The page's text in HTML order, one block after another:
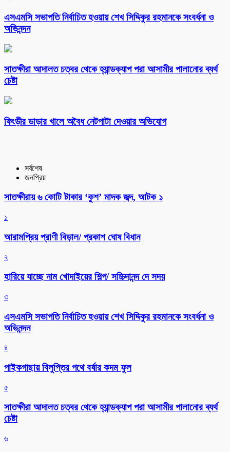
এসএমসি সভাপতি নির্বাচিত হওয়ায় শেখ সিদ্দিকুর রহমানকে সংবর্ধনা ও
অভিনন্দন
সাতক্ষীরা আদালত চত্বর থেকে হ্যান্ডক্যাপ পরা আসামীর পালানোর ব্যর্থ
চেষ্টা
ফিংড়ীর ডাড়ার খালে অবৈধ নেটপাটা দেওয়ার অভিযোগ
সর্বশেষ
জনপ্রিয়
সাতক্ষীরায় ৬ কোটি টাকার ‘কুশ’ মাদক জব্দ, আটক ১
১
আরামপ্রিয় প্রাণী বিড়াল/ প্রকাশ ঘোষ বিধান
২
হারিয়ে যাচ্ছে নাম খোদাইয়ের শিল্প/ সচ্চিদানন্দ দে সদয়
৩
এসএমসি সভাপতি নির্বাচিত হওয়ায় শেখ সিদ্দিকুর রহমানকে সংবর্ধনা ও
অভিনন্দন
৪
পাইকগাছায় বিলুপ্তির পথে বর্ষার কদম ফুল
৫
সাতক্ষীরা আদালত চত্বর থেকে হ্যান্ডক্যাপ পরা আসামীর পালানোর ব্যর্থ
চেষ্টা
৬